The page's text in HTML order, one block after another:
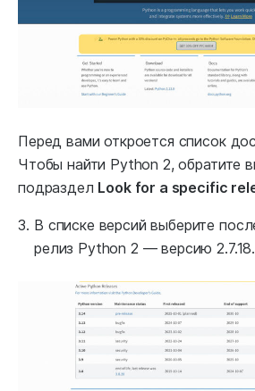
Перед вами откроется список
Чтобы найти Python 2, обратите
подраздел Look for a specific
В списке версий выберите
релиз Python 2 — версию 2.7.18.